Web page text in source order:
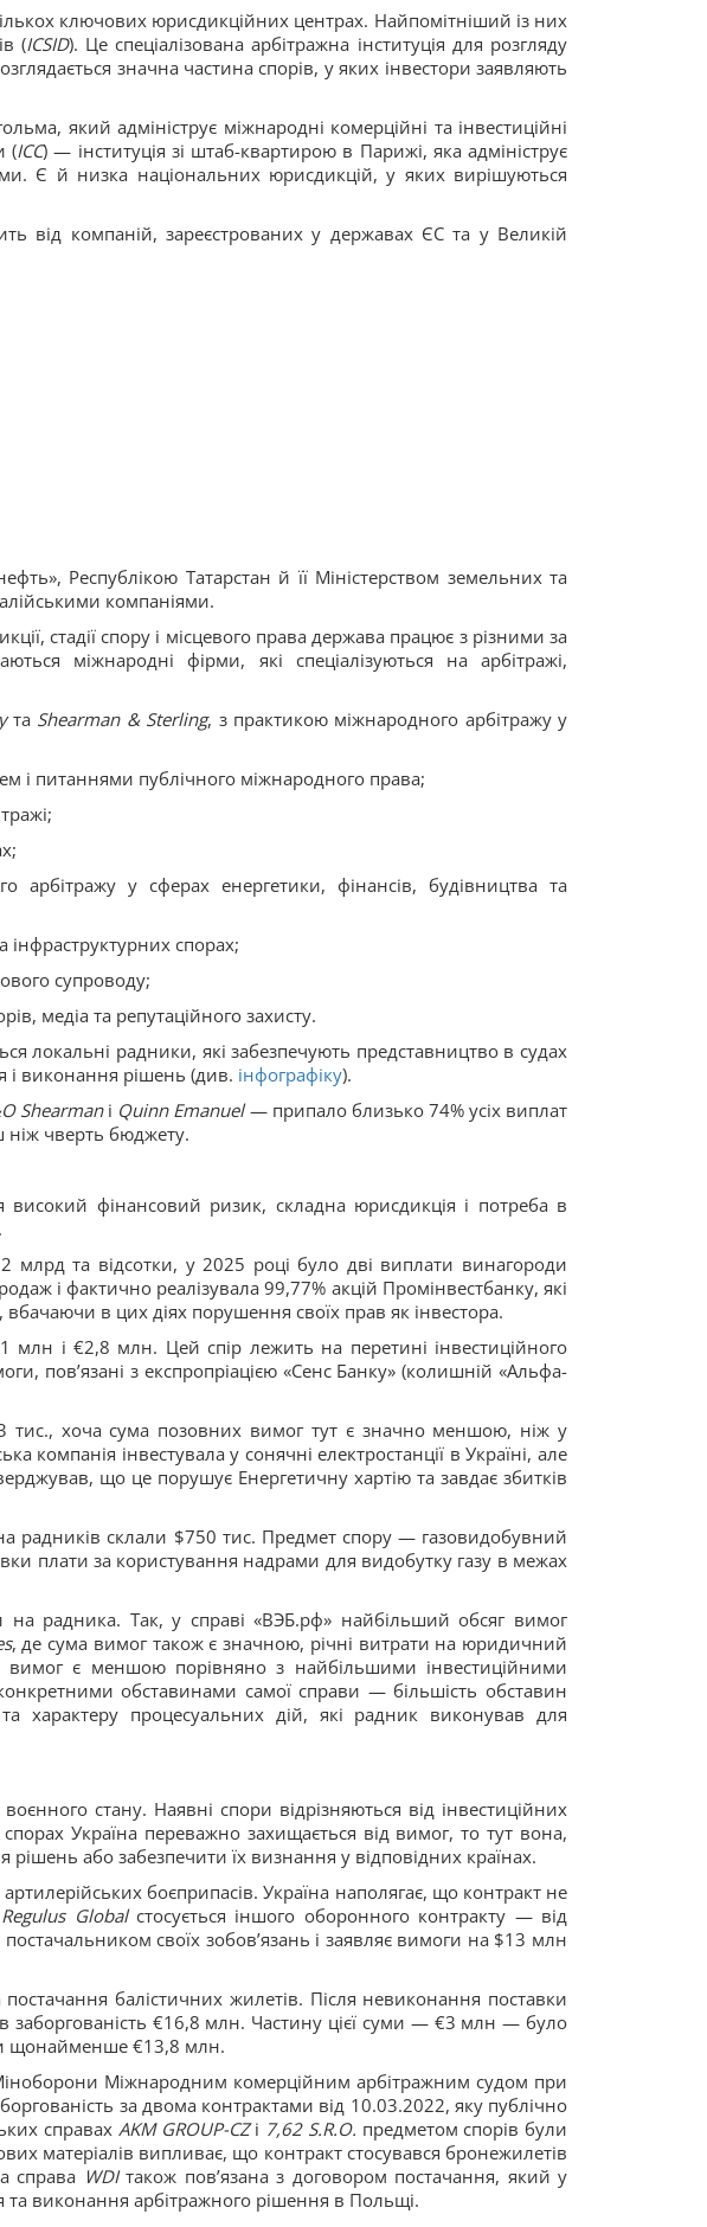
ключових юрисдикційних центрах. Найпомітніший із них
(ICSID). Це спеціалізована арбітражна інституція для розгляду
значна частина спорів, у яких інвестори заявляють
який адмініструє міжнародні комерційні та інвестиційні
(ICC) — інституція зі штаб-квартирою в Парижі, яка адмініструє
Є й низка національних юрисдикцій, у яких вирішуються
від компаній, зареєстрованих у державах ЄС та у Великій
Республікою Татарстан й її Міністерством земельних та
компаніями.
стадії спору і місцевого права держава працює з різними за
міжнародні фірми, які спеціалізуються на арбітражі,
та Shearman & Sterling, з практикою міжнародного арбітражу у
і питаннями публічного міжнародного права;
арбітражу у сферах енергетики, фінансів, будівництва та
спорах;
супроводу;
медіа та репутаційного захисту.
локальні радники, які забезпечують представництво в судах
і виконання рішень (див. інфографіку).
Shearmanі Quinn Emanuel— припало близько 74% усіх виплат
чверть бюджету.
фінансовий ризик, складна юрисдикція і потреба в
та відсотки, у 2025 році було дві виплати винагороди
і фактично реалізувала 99,77% акцій Промінвестбанку, які
в цих діях порушення своїх прав як інвестора.
і €2,8 млн. Цей спір лежить на перетині інвестиційного
пов’язані з експропріацією «Сенс Банку» (колишній «Альфа-
хоча сума позовних вимог тут є значно меншою, ніж у
компанія інвестувала у сонячні електростанції в Україні, але
що це порушує Енергетичну хартію та завдає збитків
радників склали $750 тис. Предмет спору — газовидобувний
плати за користування надрами для видобутку газу в межах
радника. Так, у справі «ВЭБ.рф» найбільший обсяг вимог
, де сума вимог також є значною, річні витрати на юридичний
вимог є меншою порівняно з найбільшими інвестиційними
обставинами самої справи — більшість обставин
характеру процесуальних дій, які радник виконував для
стану. Наявні спори відрізняються від інвестиційних
Україна переважно захищається від вимог, то тут вона,
або забезпечити їх визнання у відповідних країнах.
боєприпасів. Україна наполягає, що контракт не
Regulus Globalстосується іншого оборонного контракту — від
своїх зобов’язань і заявляє вимоги на $13 млн
балістичних жилетів. Після невиконання поставки
заборгованість €16,8 млн. Частину цієї суми — €3 млн — було
щонайменше €13,8 млн.
Міжнародним комерційним арбітражним судом при
за двома контрактами від 10.03.2022, яку публічно
справах AKM GROUP-CZі 7,62 S.R.O. предметом спорів були
матеріалів випливає, що контракт стосувався бронежилетів
справа WDIтакож пов’язана з договором постачання, який у
та виконання арбітражного рішення в Польщі.